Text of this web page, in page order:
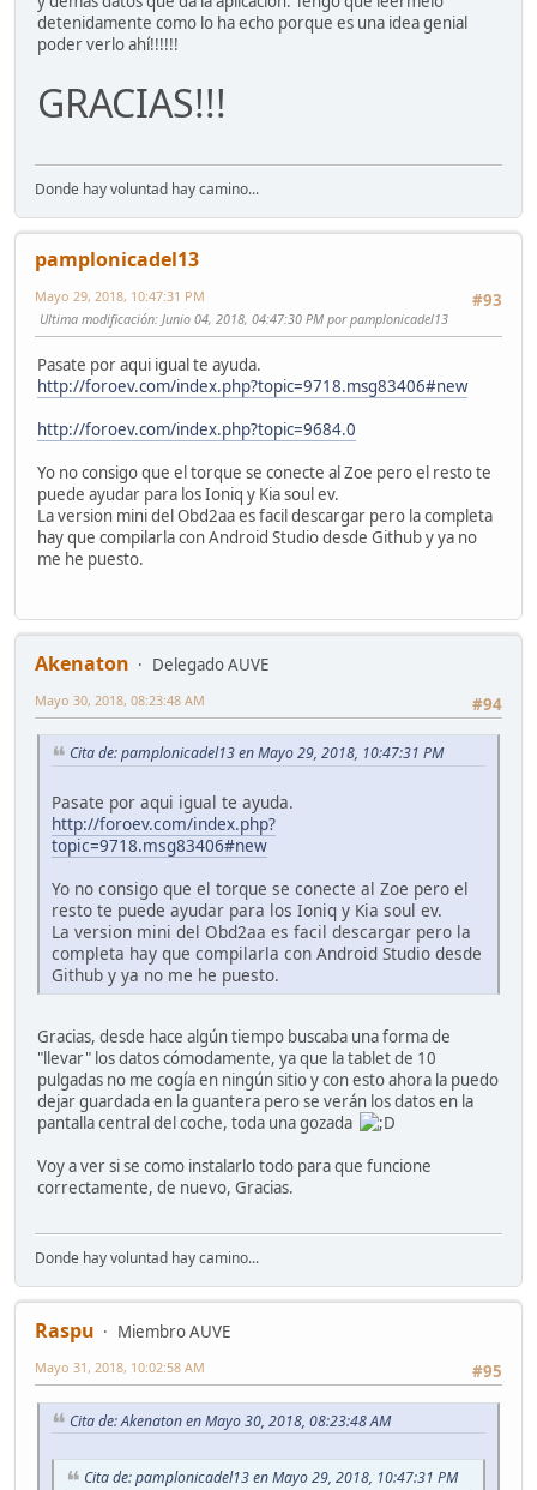
detenidamente como lo ha echo porque es una idea genial
poder verlo ahí!!!!!!
GRACIAS!!!
Donde hay voluntad hay camino...
pamplonicadel13
#93
Mayo 29, 2018, 10:47:31 PM
Ultima modificación: Junio 04, 2018, 04:47:30 PM por pamplonicadel13
Pasate por aqui igual te ayuda.
http://foroev.com/index.php?topic=9718.msg83406#new
http://foroev.com/index.php?topic=9684.0
Yo no consigo que el torque se conecte al Zoe pero el resto te
puede ayudar para los Ioniq y Kia soul ev.
La version mini del Obd2aa es facil descargar pero la completa
hay que compilarla con Android Studio desde Github y ya no
me he puesto.
Akenaton
Delegado AUVE
#94
Mayo 30, 2018, 08:23:48 AM
Cita de: pamplonicadel13 en Mayo 29, 2018, 10:47:31 PM
Pasate por aqui igual te ayuda.
http://foroev.com/index.php?
topic=9718.msg83406#new
Yo no consigo que el torque se conecte al Zoe pero el
resto te puede ayudar para los Ioniq y Kia soul ev.
La version mini del Obd2aa es facil descargar pero la
completa hay que compilarla con Android Studio desde
Github y ya no me he puesto.
Gracias, desde hace algún tiempo buscaba una forma de
"llevar" los datos cómodamente, ya que la tablet de 10
pulgadas no me cogía en ningún sitio y con esto ahora la puedo
dejar guardada en la guantera pero se verán los datos en la
pantalla central del coche, toda una gozada
Voy a ver si se como instalarlo todo para que funcione
correctamente, de nuevo, Gracias.
Donde hay voluntad hay camino...
Raspu
Miembro AUVE
#95
Mayo 31, 2018, 10:02:58 AM
Cita de: Akenaton en Mayo 30, 2018, 08:23:48 AM
Cita de: pamplonicadel13 en Mayo 29, 2018, 10:47:31 PM